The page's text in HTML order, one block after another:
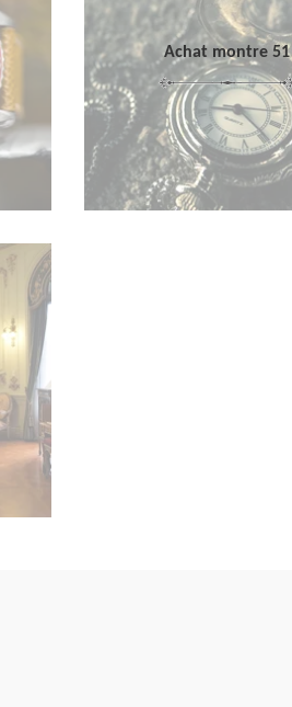
Achat montre 51